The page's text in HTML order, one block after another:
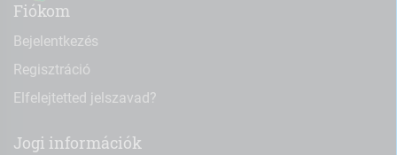
Fiókom
Bejelentkezés
Regisztráció
Elfelejtetted jelszavad?
Jogi információk